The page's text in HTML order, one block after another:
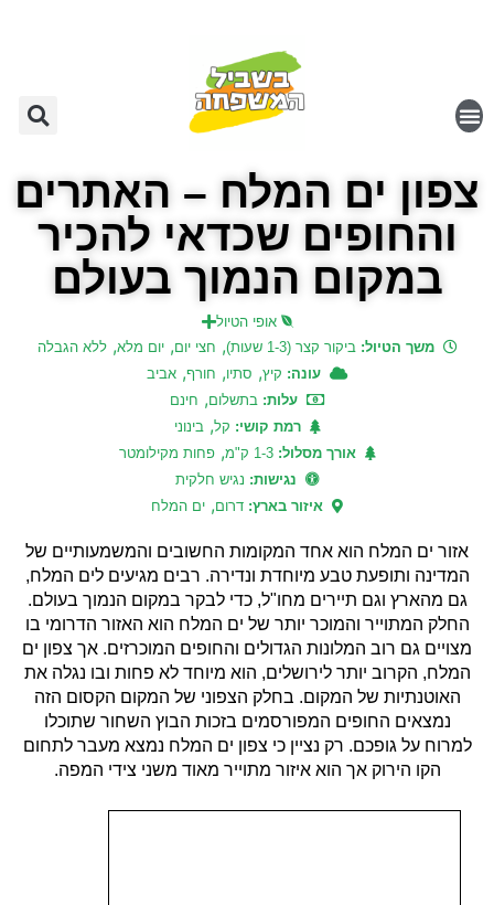
צפון ים המלח – האתרים
והחופים שכדאי להכיר
במקום הנמוך בעולם
אופי הטיול
משך הטיול:ביקור קצר (1-3 שעות) , חצי יום, יום מלא, ללא הגבלה
עונה: קיץ, סתיו, חורף, אביב
עלות: בתשלום, חינם
רמת קושי: קל, בינוני
אורך מסלול:1-3 ק"מ , פחות מקילומטר
נגישות: נגיש חלקית
איזור בארץ: דרום, ים המלח
אזור ים המלח הוא אחד המקומות החשובים והמשמעותיים של
המדינה ותופעת טבע מיוחדת ונדירה. רבים מגיעים לים המלח,
גם מהארץ וגם תיירים מחו"ל, כדי לבקר במקום הנמוך בעולם.
החלק המתוייר והמוכר יותר של ים המלח הוא האזור הדרומי בו
מצויים גם רוב המלונות הגדולים והחופים המוכרזים. אך צפון ים
המלח, הקרוב יותר לירושלים, הוא מיוחד לא פחות ובו נגלה את
האוטנתיות של המקום. בחלק הצפוני של המקום הקסום הזה
נמצאים החופים המפורסמים בזכות הבוץ השחור שתוכלו
למרוח על גופכם. רק נציין כי צפון ים המלח נמצא מעבר לתחום
הקו הירוק אך הוא איזור מתוייר מאוד משני צידי המפה.